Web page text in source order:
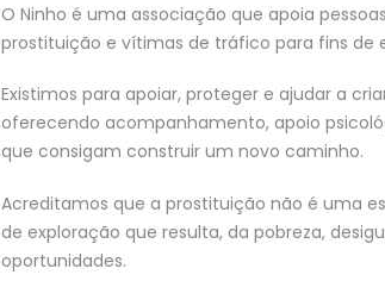
O Ninho é uma associação que apoia
prostituição e vítimas de tráfico para fins de
Existimos para apoiar, proteger e ajudar a
oferecendo acompanhamento, apoio
que consigam construir um novo caminho.
Acreditamos que a prostituição não é uma
de exploração que resulta, da pobreza,
oportunidades.